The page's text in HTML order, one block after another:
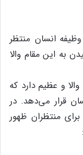
انسان منتظر
به این مقام والا
و عظیم دارد که
قرار می‌دهد. در
منتظران ظهور